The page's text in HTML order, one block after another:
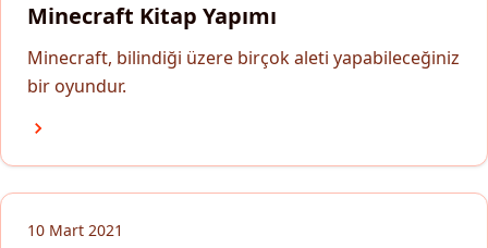
Minecraft Kitap Yapımı
Minecraft, bilindiği üzere birçok aleti yapabileceğiniz
bir oyundur.
10 Mart 2021